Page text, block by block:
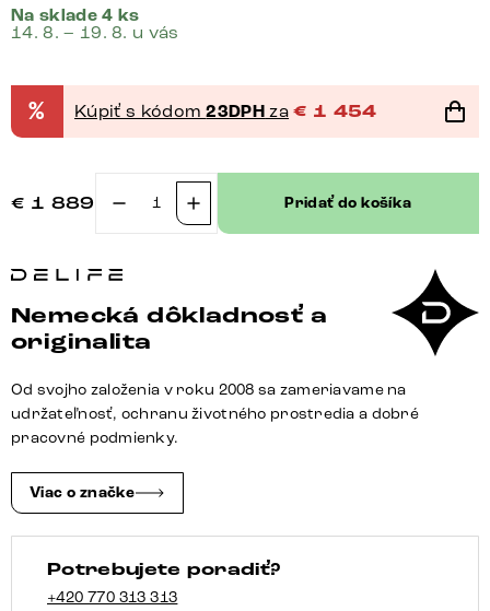
Na sklade 4 ks
14. 8. – 19. 8. u vás
% Kúpiť s kódom23DPH za € 1 454
€ 1 889
množstvo
pohovka
L
260x160
cm
bouclé
bielo-
ležadlo
variabilné
Pridať do košíka
Nemecká dôkladnosť a
originalita
Od svojho založenia v roku 2008 sa zameriavame na
udržateľnosť, ochranu životného prostredia a dobré
pracovné podmienky.
Viac o značke
Potrebujete poradiť?
+420 770 313 313